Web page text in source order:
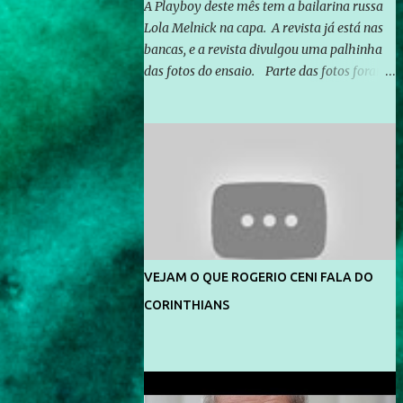
A Playboy deste mês tem a bailarina russa
Lola Melnick na capa. A revista já está nas
bancas, e a revista divulgou uma palhinha
das fotos do ensaio. Parte das fotos foram
divulga capa e primeiras fotos de Lola
Melnick - @aredacao
VEJAM O QUE ROGERIO CENI FALA DO
CORINTHIANS